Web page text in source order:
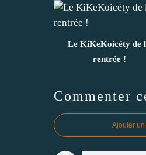
Le KiKeKoicéty de
rentrée !
Commenter
Ajouter